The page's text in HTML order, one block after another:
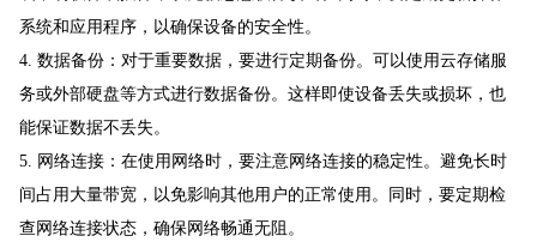
系统和应用程序，以确保设备的安全性。
4. 数据备份：对于重要数据，要进行定期备份。可以使用云存储服
务或外部硬盘等方式进行数据备份。这样即使设备丢失或损坏，也
能保证数据不丢失。
5. 网络连接：在使用网络时，要注意网络连接的稳定性。避免长时
间占用大量带宽，以免影响其他用户的正常使用。同时，要定期检
查网络连接状态，确保网络畅通无阻。